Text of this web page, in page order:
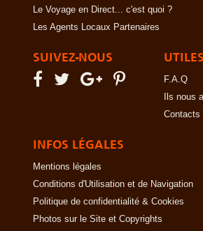
Le Voyage en Direct... c'est quoi ?
Les Agents Locaux Partenaires
SUIVEZ-NOUS UTILES
F.A.Q
Ils nous
Contacts
INFOS LÉGALES
Mentions légales
Conditions d'Utilisation et de Navigation
Politique de confidentialité & Cookies
Photos sur le Site et Copyrights